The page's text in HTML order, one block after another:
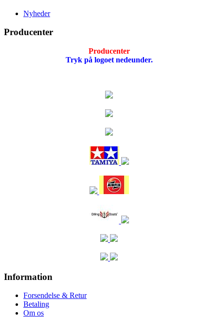
Nyheder
Producenter
Producenter
Tryk på logoet nedeunder.
Information
Forsendelse & Retur
Betaling
Om os